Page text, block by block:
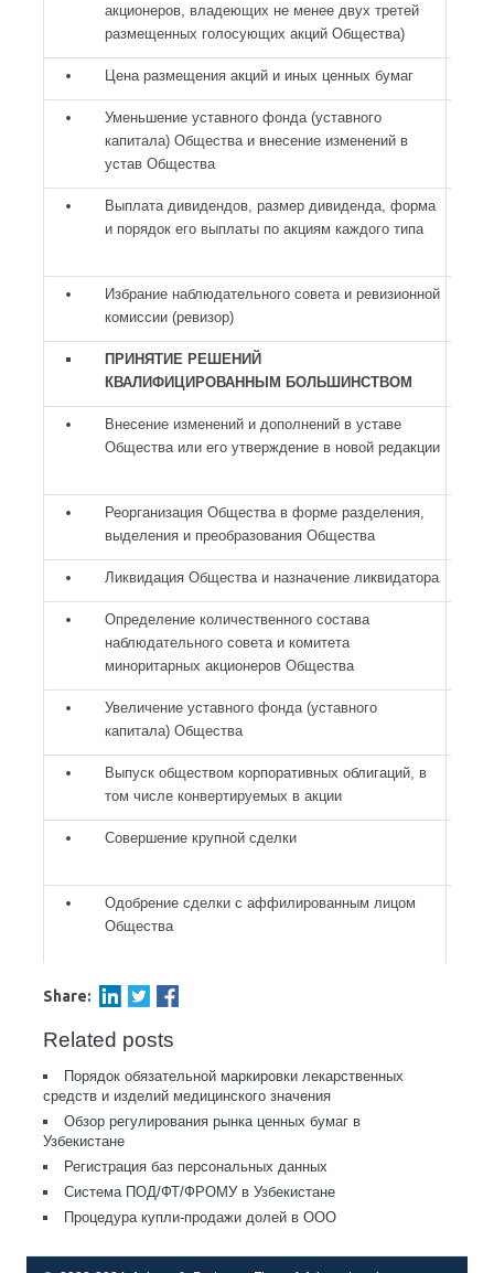
акционеров, владеющих не менее двух третей
размещенных голосующих акций Общества)
Цена размещения акций и иных ценных бумаг
Уменьшение уставного фонда (уставного
капитала) Общества и внесение изменений в
устав Общества
Выплата дивидендов, размер дивиденда, форма
и порядок его выплаты по акциям каждого типа
Избрание наблюдательного совета и ревизионной
комиссии (ревизор)
ПРИНЯТИЕ РЕШЕНИЙ
КВАЛИФИЦИРОВАННЫМ БОЛЬШИНСТВОМ
Внесение изменений и дополнений в уставе
Общества или его утверждение в новой редакции
Реорганизация Общества в форме разделения,
выделения и преобразования Общества
Ликвидация Общества и назначение ликвидатора
Определение количественного состава
наблюдательного совета и комитета
миноритарных акционеров Общества
Увеличение уставного фонда (уставного
капитала) Общества
Выпуск обществом корпоративных облигаций, в
том числе конвертируемых в акции
Совершение крупной сделки
Одобрение сделки с аффилированным лицом
Общества
Share:
Related posts
Порядок обязательной маркировки лекарственных
средств и изделий медицинского значения
Обзор регулирования рынка ценных бумаг в
Узбекистане
Регистрация баз персональных данных
Система ПОД/ФТ/ФРОМУ в Узбекистане
Процедура купли-продажи долей в ООО